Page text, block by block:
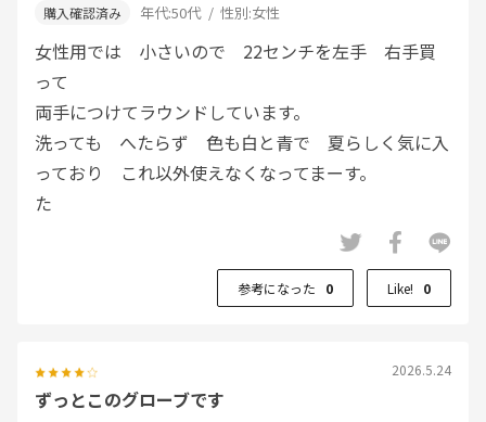
年代:50代 性別:女性
女性用では 小さいので 22センチを左手 右手買
って
両手につけてラウンドしています。
洗っても へたらず 色も白と青で 夏らしく気に入
っており これ以外使えなくなってまーす。
た
参考になった 0 Like! 0
2026.5.24
ずっとこのグローブです